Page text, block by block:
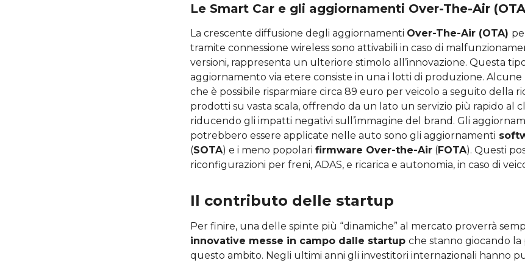
Le Smart Car e gli aggiornamenti Over-The-Air
La crescente diffusione degli aggiornamenti Over-The-Air (OTA)
tramite connessione wireless sono attivabili in caso di
versioni, rappresenta un ulteriore stimolo all’innovazione. Questa
aggiornamento via etere consiste in una i lotti di produzione. Alcune
che è possibile risparmiare circa 89 euro per veicolo a seguito della
prodotti su vasta scala, offrendo da un lato un servizio più rapido al
riducendo gli impatti negativi sull’immagine del brand. Gli
potrebbero essere applicate nelle auto sono gli aggiornamenti
(SOTA) e i meno popolari firmware Over-the-Air (FOTA). Questi
riconfigurazioni per freni, ADAS, e ricarica e autonomia, in caso di
Il contributo delle startup
Per finire, una delle spinte più “dinamiche” al mercato proverrà
innovative messe in campo dalle startup che stanno giocando
questo ambito. Negli ultimi anni gli investitori internazionali hanno